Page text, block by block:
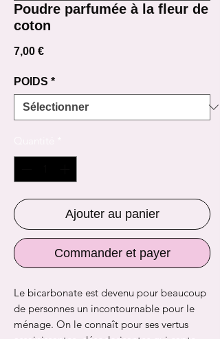
Poudre parfumée à la fleur de
coton
7,00 €Prix
POIDS *
Ajouter au panier
Commander et payer
Le bicarbonate est devenu pour beaucoup
de personnes un incontournable pour le
ménage. On le connaît pour ses vertus